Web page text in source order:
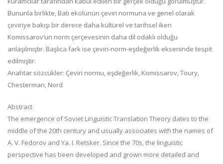
Bununla birlikte, Batı ekolünün çeviri normuna ve genel olarak
çeviriye bakışı bir derece daha kültürel ve tarihsel iken
Komissarov’un norm çerçevesinin daha dil odaklı olduğu
anlaşılmıştır. Başlıca fark ise çeviri-norm-eşdeğerlik ekseninde tespit
edilmiştir.
Anahtar sözcükler: Çeviri normu, eşdeğerlik, Komissarov, Toury,
Chesterman, Nord
Abstract
The emergence of Soviet Linguistic Translation Theory dates to the
middle of the 20th century and usually associates with the names of
A. V. Fedorov and Ya. I. Retsker. Since the 70s, the linguistic
perspective has been developed and grown more detailed and